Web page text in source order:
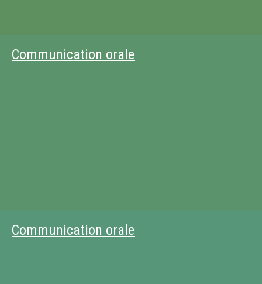
Communication orale
Communication orale